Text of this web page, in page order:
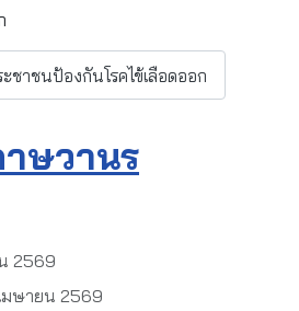
ชาชนป้องกันโรคไข้เลือดออก
ษวานร
2569
มษายน 2569